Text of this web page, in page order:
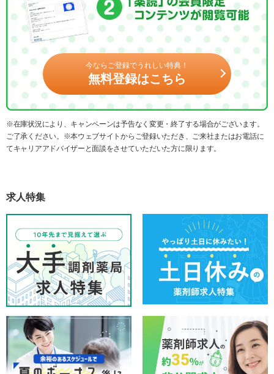
今ならご登録でうれしい特典！
無料登録はこちら
※在庫状況により、キャンペーンは予告なく変更・終了する場合がございます。
ご了承ください。※本ウェブサイトからご登録いただき、ご来社またはお電話に
てキャリアアドバイザーと面談をさせていただいた方に限ります。
求人特集